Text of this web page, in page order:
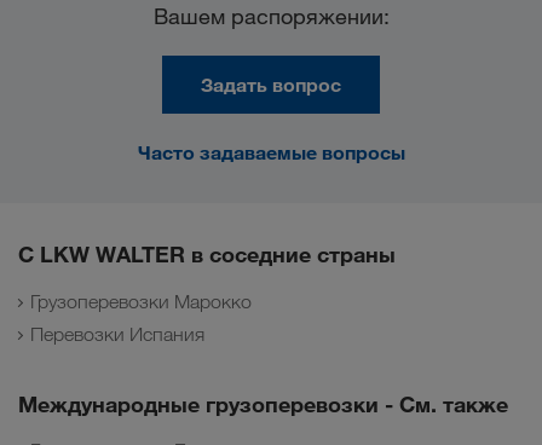
Вашем распоряжении:
Задать вопрос
Часто задаваемые вопросы
С LKW WALTER в соседние страны
Грузоперевозки Марокко
Перевозки Испания
Международные грузоперевозки - См. также